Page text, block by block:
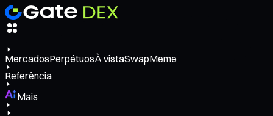
MercadosPerpétuosÀ vistaSwapMeme
Referência
Mais